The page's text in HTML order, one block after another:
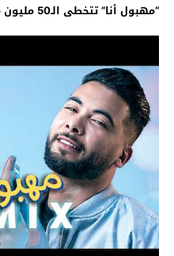
“مهبول أنا” تتخطى الـ50 مليون مشاهدة على“اليوتيوب”